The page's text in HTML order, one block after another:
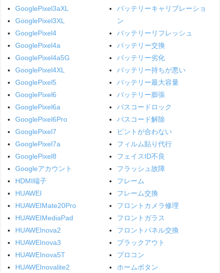
GooglePixel3aXL
GooglePixel3XL
GooglePixel4
GooglePixel4a
GooglePixel4a5G
GooglePixel4XL
GooglePixel5
GooglePixel6
GooglePixel6a
GooglePixel6Pro
GooglePixel7
GooglePixel7a
GooglePixel8
Googleアカウント
HDMI端子
HUAWEI
HUAWEIMate20Pro
HUAWEIMediaPad
HUAWEInova2
HUAWEInova3
HUAWEInova5T
HUAWEInovalite2
バッテリーキャリブレーショ
ン
バッテリーリフレッシュ
バッテリー交換
バッテリー劣化
バッテリー持ちが悪い
バッテリー最大容量
バッテリー膨張
パスコードロック
パスコード解除
ピントが合わない
フィルム貼り代行
フェイスID不良
フラッシュ故障
フレーム
フレーム交換
フロントカメラ修理
フロントガラス
フロントパネル交換
ブラックアウト
プロコン
ホームボタン